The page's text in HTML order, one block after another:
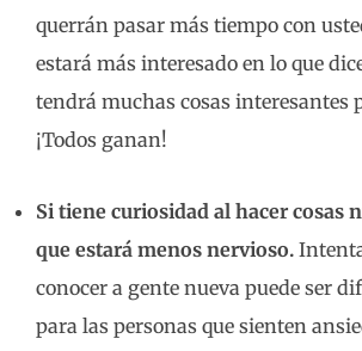
querrán pasar más tiempo con
estará más interesado en lo que
tendrá muchas cosas interesantes
¡Todos ganan!
Si tiene curiosidad al hacer cosas
que estará menos nervioso.
conocer a gente nueva puede ser
para las personas que sienten